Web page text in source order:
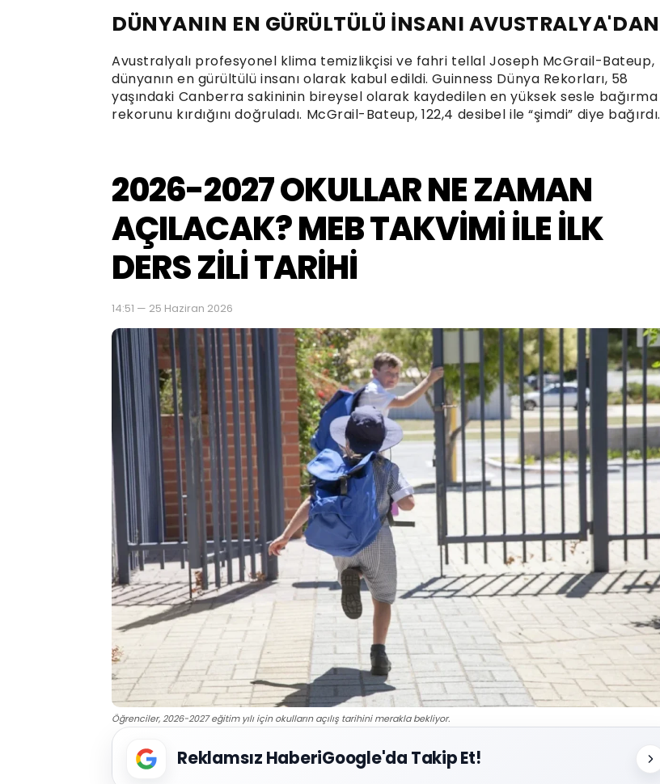
DÜNYANIN EN GÜRÜLTÜLÜ İNSANI AVUSTRALYA'DAN
Avustralyalı profesyonel klima temizlikçisi ve fahri tellal Joseph McGrail-Bateup,
dünyanın en gürültülü insanı olarak kabul edildi. Guinness Dünya Rekorları, 58
yaşındaki Canberra sakininin bireysel olarak kaydedilen en yüksek sesle bağırma
rekorunu kırdığını doğruladı. McGrail-Bateup, 122,4 desibel ile “şimdi” diye bağırdı.